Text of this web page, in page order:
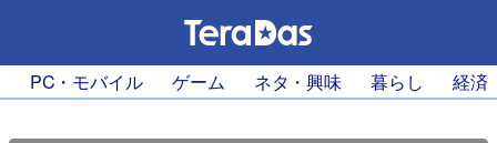
PC・モバイル ゲーム ネタ・興味 暮らし 経済